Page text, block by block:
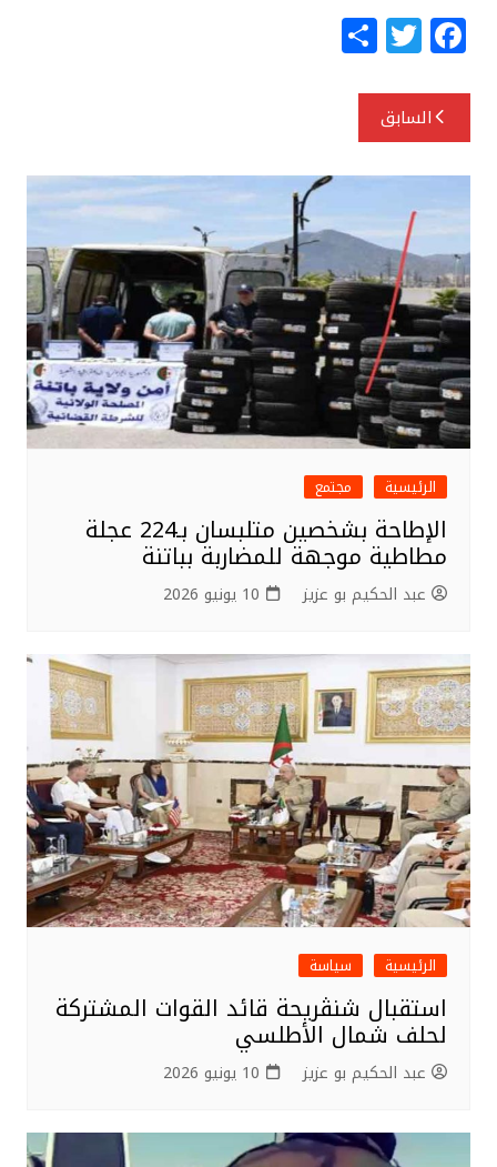
F
a
c
e
b
o
o
k
T
w
itt
e
r
S
h
تصفّح
المقالات
السابق
الرئيسية مجتمع
الإطاحة بشخصين متلبسان بـ224 عجلة
مطاطية موجهة للمضاربة بباتنة
عبد الحكيم بو عزيز 10 يونيو 2026
الرئيسية سياسة
استقبال شنڨريحة قائد القوات المشتركة
لحلف شمال الأطلسي
عبد الحكيم بو عزيز 10 يونيو 2026